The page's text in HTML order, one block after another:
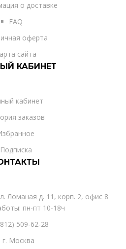
о доставке
FAQ
оферта
сайта
КАБИНЕТ
кабинет
заказов
Подписка
Ломаная д. 11, корп. 2, офис 8
пн-пт 10-18ч
509-62-28
г. Москва